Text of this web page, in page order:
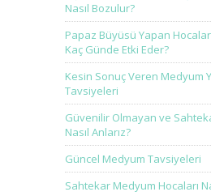
Nasıl Bozulur?
Papaz Büyüsü Yapan
Kaç Günde Etki Eder?
Kesin Sonuç Veren Medyum
Tavsiyeleri
Güvenilir Olmayan ve
Nasıl Anlarız?
Güncel Medyum Tavsiyeleri
Sahtekar Medyum Hocaları